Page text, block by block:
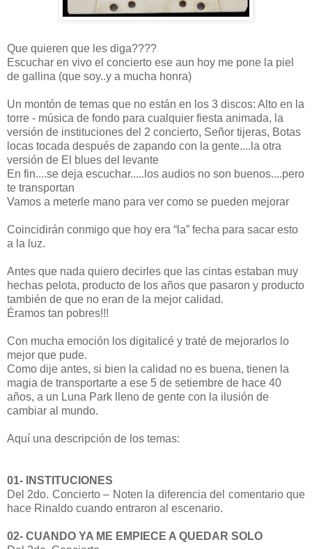
Que quieren que les diga????
Escuchar en vivo el concierto ese aun hoy me pone la piel
de gallina (que soy..y a mucha honra)
Un montón de temas que no están en los 3 discos: Alto en la
torre - música de fondo para cualquier fiesta animada, la
versión de instituciones del 2 concierto, Señor tijeras, Botas
locas tocada después de zapando con la gente....la otra
versión de El blues del levante
En fin....se deja escuchar.....los audios no son buenos....pero
te transportan
Vamos a meterle mano para ver como se pueden mejorar
Coincidirán conmigo que hoy era “la” fecha para sacar esto
a la luz.
Antes que nada quiero decirles que las cintas estaban muy
hechas pelota, producto de los años que pasaron y producto
también de que no eran de la mejor calidad.
Éramos tan pobres!!!
Con mucha emoción los digitalicé y traté de mejorarlos lo
mejor que pude.
Como dije antes, si bien la calidad no es buena, tienen la
magia de transportarte a ese 5 de setiembre de hace 40
años, a un Luna Park lleno de gente con la ilusión de
cambiar al mundo.
Aquí una descripción de los temas:
01- INSTITUCIONES
Del 2do. Concierto – Noten la diferencia del comentario que
hace Rinaldo cuando entraron al escenario.
02- CUANDO YA ME EMPIECE A QUEDAR SOLO